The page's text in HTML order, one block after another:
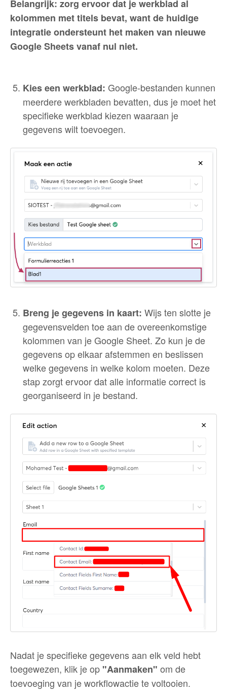
Belangrijk: zorg ervoor dat je werkblad al
kolommen met titels bevat, want de huidige
integratie ondersteunt het maken van nieuwe
Google Sheets vanaf nul niet.
Kies een werkblad: Google-bestanden kunnen
meerdere werkbladen bevatten, dus je moet het
specifieke werkblad kiezen waaraan je
gegevens wilt toevoegen.
Breng je gegevens in kaart: Wijs ten slotte je
gegevensvelden toe aan de overeenkomstige
kolommen van je Google Sheet. Zo kun je de
gegevens op elkaar afstemmen en beslissen
welke gegevens in welke kolom moeten. Deze
stap zorgt ervoor dat alle informatie correct is
georganiseerd in je bestand.
Nadat je specifieke gegevens aan elk veld hebt
toegewezen, klik je op "Aanmaken" om de
toevoeging van je workflowactie te voltooien.